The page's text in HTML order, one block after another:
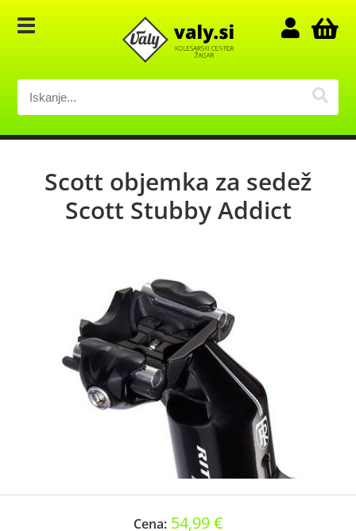
Scott objemka za sedež
Scott Stubby Addict
Cena: 54,99 €